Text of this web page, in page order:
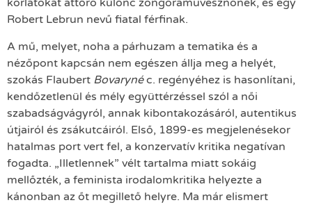
korlátokat áttörő különc zongoraművésznőnek, és egy
Robert Lebrun nevű fiatal férfinak.
A mű, melyet, noha a párhuzam a tematika és a
nézőpont kapcsán nem egészen állja meg a helyét,
szokás Flaubert Bovarynéc. regényéhez is hasonlítani,
kendőzetlenül és mély együttérzéssel szól a női
szabadságvágyról, annak kibontakozásáról, autentikus
útjairól és zsákutcáiról. Első, 1899-es megjelenésekor
hatalmas port vert fel, a konzervatív kritika negatívan
fogadta. „Illetlennek” vélt tartalma miatt sokáig
mellőzték, a feminista irodalomkritika helyezte a
kánonban az őt megillető helyre. Ma már elismert